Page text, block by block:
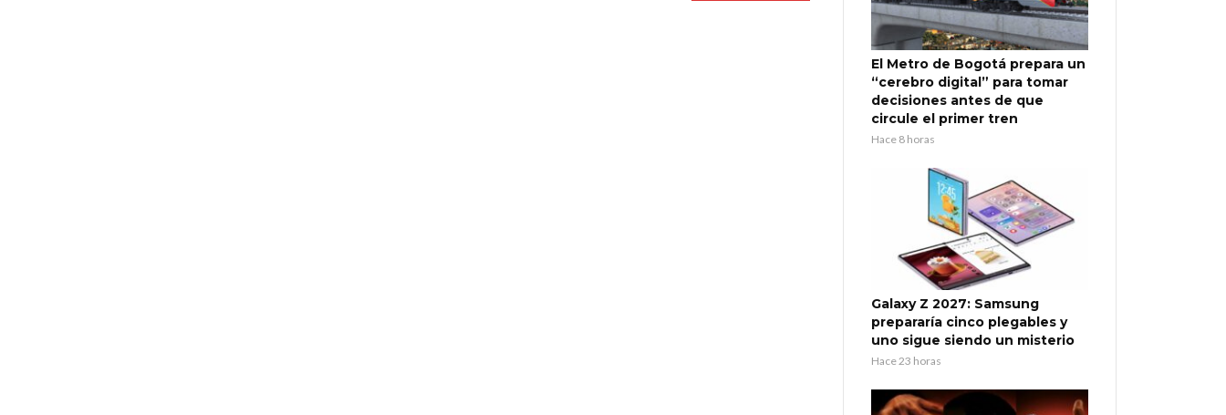
El Metro de Bogotá prepara un
“cerebro digital” para tomar
decisiones antes de que
circule el primer tren
Hace 8 horas
Galaxy Z 2027: Samsung
prepararía cinco plegables y
uno sigue siendo un misterio
Hace 23 horas